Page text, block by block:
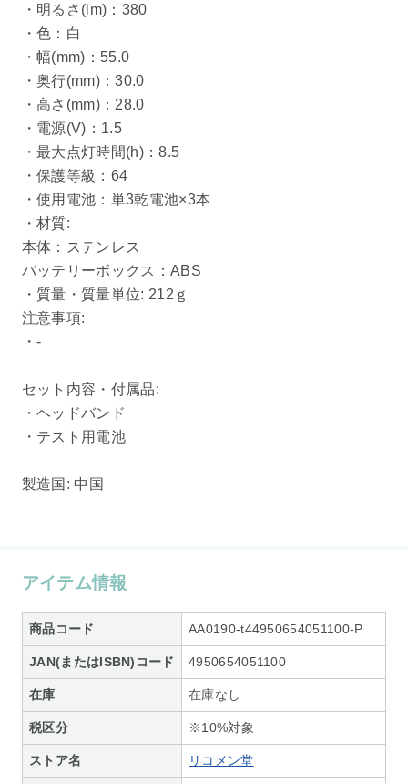
・明るさ(lm)：380
・色：白
・幅(mm)：55.0
・奥行(mm)：30.0
・高さ(mm)：28.0
・電源(V)：1.5
・最大点灯時間(h)：8.5
・保護等級：64
・使用電池：単3乾電池×3本
・材質:
本体：ステンレス
バッテリーボックス：ABS
・質量・質量単位: 212ｇ
注意事項:
・-
セット内容・付属品:
・ヘッドバンド
・テスト用電池
製造国: 中国
アイテム情報
商品コード AA0190-t44950654051100-P
JAN(またはISBN)コード 4950654051100
在庫 在庫なし
税区分 ※10%対象
ストア名 リコメン堂